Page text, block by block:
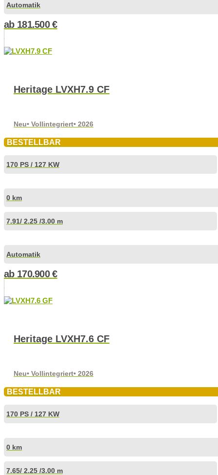
Automatik
ab 181.500€
Heritage LVXH7.9 CF
Neu• Vollintegriert• 2026
BESTELLBAR
170 PS / 127 KW
0 km
7.91/ 2.25 /3.00 m
Automatik
ab 170.900€
Heritage LVXH7.6 CF
Neu• Vollintegriert• 2026
BESTELLBAR
170 PS / 127 KW
0 km
7.65/ 2.25 /3.00 m